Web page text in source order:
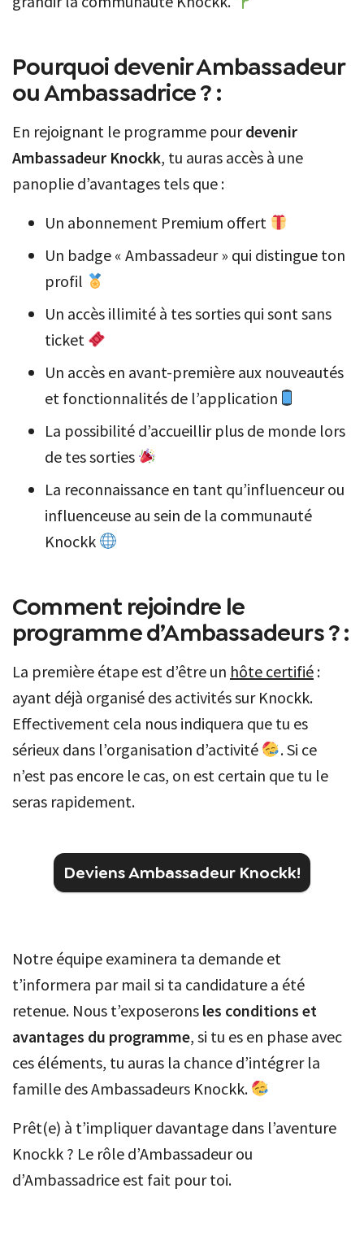
Pourquoi devenir Ambassadeur
ou Ambassadrice ? :
En rejoignant le programme pourdevenir
Ambassadeur Knockk, tu auras accès à une
panoplie d’avantages tels que :
Un abonnement Premium offert
Un badge « Ambassadeur » qui distingue ton
profil
Un accès illimité à tes sorties qui sont sans
ticket
Un accès en avant-première aux nouveautés
et fonctionnalités de l’application
La possibilité d’accueillir plus de monde lors
de tes sorties
La reconnaissance en tant qu’influenceur ou
influenceuse au sein de la communauté
Knockk
Comment rejoindre le
programme d’Ambassadeurs ? :
La première étape est d’être un hôte certifié :
ayant déjà organisé des activités sur Knockk.
Effectivement cela nous indiquera que tu es
sérieux dans l’organisation d’activité
. Si ce
n’est pas encore le cas, on est certain que tu le
seras rapidement.
Deviens Ambassadeur Knockk!
Notre équipe examinera ta demande et
t’informera par mail si ta candidature a été
retenue. Nous t’exposerons les conditions et
avantages du programme, si tu es en phase avec
ces éléments, tu auras la chance d’intégrer la
famille des Ambassadeurs Knockk.
Prêt(e) à t’impliquer davantage dans l’aventure
Knockk ? Le rôle d’Ambassadeur ou
d’Ambassadrice est fait pour toi.